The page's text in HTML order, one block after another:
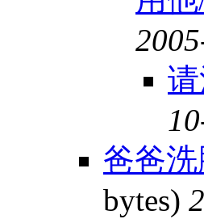
爸爸
bytes)